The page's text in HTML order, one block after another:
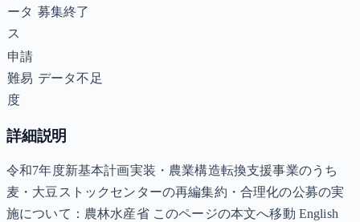
ータ
ス
募集終了
申請
難易
度
データ不足
詳細説明
令和7年度新基本計画実装・農業構造転換支援事業のうち
麦・大豆ストックセンターの再編集約・合理化の公募の実
施について：農林水産省 このページの本文へ移動 English